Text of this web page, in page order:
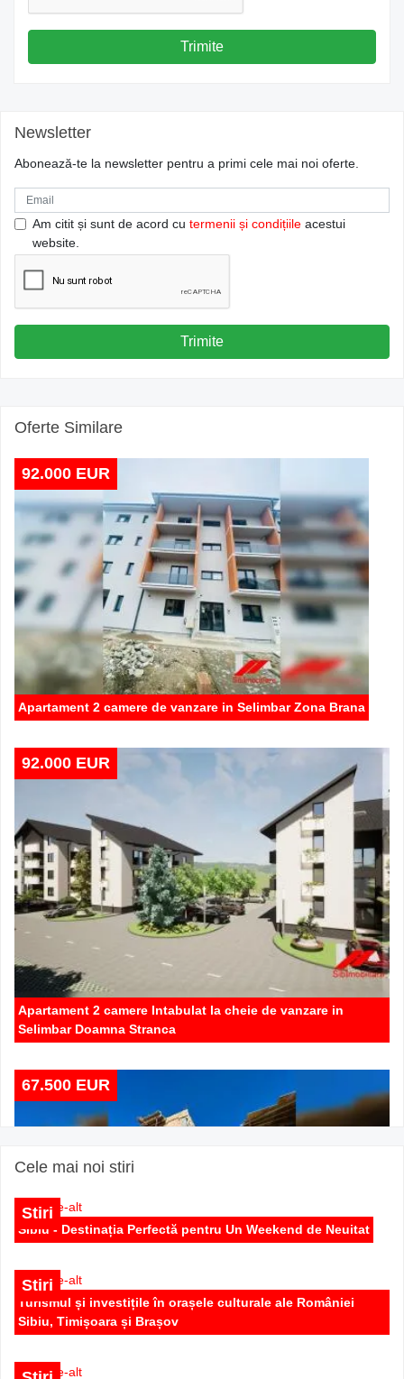
Trimite
Newsletter
Abonează-te la newsletter pentru a primi cele mai noi oferte.
Am citit și sunt de acord cu termenii și condițiile acestui
website.
Trimite
Oferte Similare
92.000 EUR
Apartament 2 camere de vanzare in Selimbar Zona Brana
92.000 EUR
Apartament 2 camere Intabulat la cheie de vanzare in
Selimbar Doamna Stranca
67.500 EUR
Apartament 2 camere bucatarie separata de vanzare in
Cele mai noi stiri
Stiri
Sibiu - Destinația Perfectă pentru Un Weekend de Neuitat
Stiri
Turismul și investițile în orașele culturale ale României
Sibiu, Timișoara și Brașov